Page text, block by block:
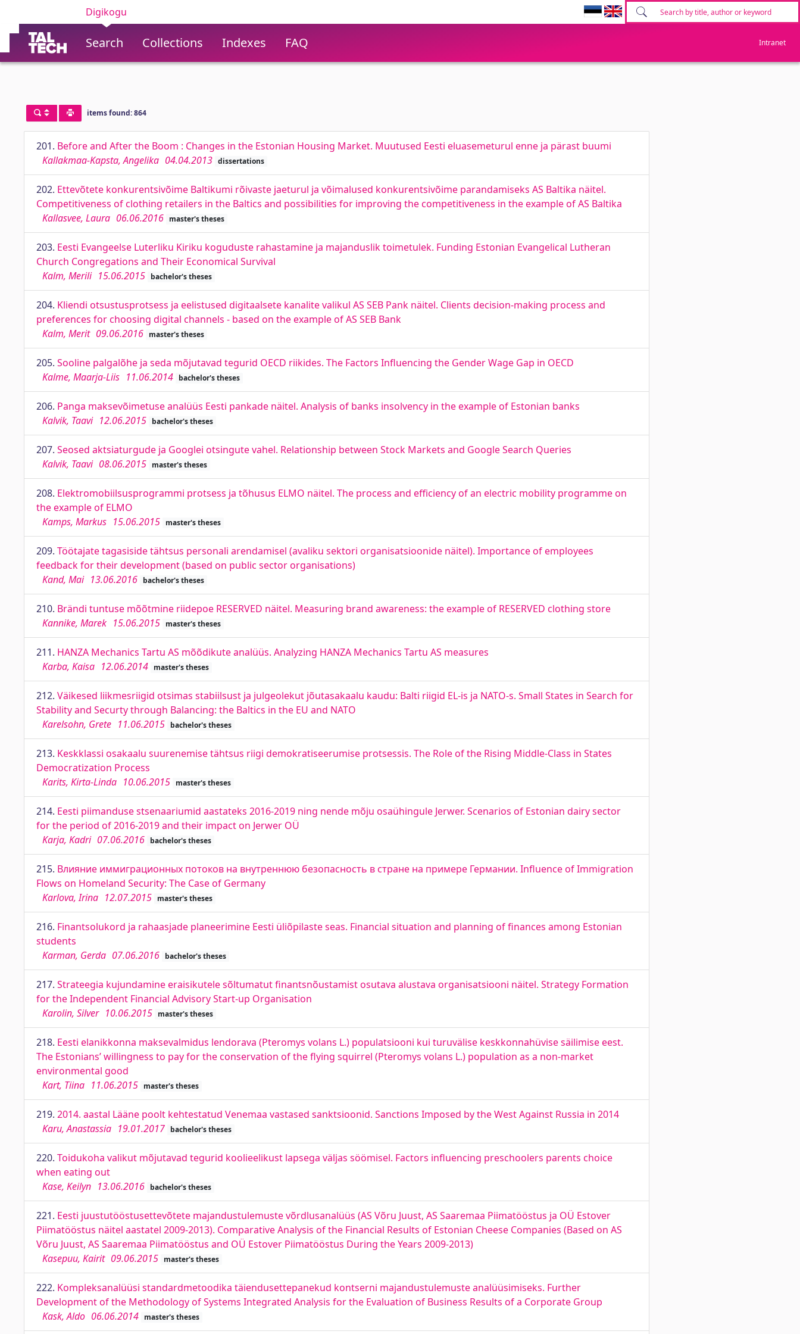
Digikogu
Search Collections Indexes FAQ Intranet
items found: 864
201. Before and After the Boom : Changes in the Estonian Housing Market. Muutused Eesti eluasemeturul enne ja pärast buumi
Kallakmaa-Kapsta, Angelika 04.04.2013 dissertations
202. Ettevõtete konkurentsivõime Baltikumi rõivaste jaeturul ja võimalused konkurentsivõime parandamiseks AS Baltika näitel.
Competitiveness of clothing retailers in the Baltics and possibilities for improving the competitiveness in the example of AS Baltika
Kallasvee, Laura 06.06.2016 master's theses
203. Eesti Evangeelse Luterliku Kiriku koguduste rahastamine ja majanduslik toimetulek. Funding Estonian Evangelical Lutheran
Church Congregations and Their Economical Survival
Kalm, Merili 15.06.2015 bachelor's theses
204. Kliendi otsustusprotsess ja eelistused digitaalsete kanalite valikul AS SEB Pank näitel. Clients decision-making process and
preferences for choosing digital channels - based on the example of AS SEB Bank
Kalm, Merit 09.06.2016 master's theses
205. Sooline palgalõhe ja seda mõjutavad tegurid OECD riikides. The Factors Influencing the Gender Wage Gap in OECD
Kalme, Maarja-Liis 11.06.2014 bachelor's theses
206. Panga maksevõimetuse analüüs Eesti pankade näitel. Analysis of banks insolvency in the example of Estonian banks
Kalvik, Taavi 12.06.2015 bachelor's theses
207. Seosed aktsiaturgude ja Googlei otsingute vahel. Relationship between Stock Markets and Google Search Queries
Kalvik, Taavi 08.06.2015 master's theses
208. Elektromobiilsusprogrammi protsess ja tõhusus ELMO näitel. The process and efficiency of an electric mobility programme on
the example of ELMO
Kamps, Markus 15.06.2015 master's theses
209. Töötajate tagasiside tähtsus personali arendamisel (avaliku sektori organisatsioonide näitel). Importance of employees
feedback for their development (based on public sector organisations)
Kand, Mai 13.06.2016 bachelor's theses
210. Brändi tuntuse mõõtmine riidepoe RESERVED näitel. Measuring brand awareness: the example of RESERVED clothing store
Kannike, Marek 15.06.2015 master's theses
211. HANZA Mechanics Tartu AS mõõdikute analüüs. Analyzing HANZA Mechanics Tartu AS measures
Karba, Kaisa 12.06.2014 master's theses
212. Väikesed liikmesriigid otsimas stabiilsust ja julgeolekut jõutasakaalu kaudu: Balti riigid EL-is ja NATO-s. Small States in Search for
Stability and Securty through Balancing: the Baltics in the EU and NATO
Karelsohn, Grete 11.06.2015 bachelor's theses
213. Keskklassi osakaalu suurenemise tähtsus riigi demokratiseerumise protsessis. The Role of the Rising Middle-Class in States
Democratization Process
Karits, Kirta-Linda 10.06.2015 master's theses
214. Eesti piimanduse stsenaariumid aastateks 2016-2019 ning nende mõju osaühingule Jerwer. Scenarios of Estonian dairy sector
for the period of 2016-2019 and their impact on Jerwer OÜ
Karja, Kadri 07.06.2016 bachelor's theses
215. Влияние иммиграционных потоков на внутреннюю безопасность в стране на примере Германии. Influence of Immigration
Flows on Homeland Security: The Case of Germany
Karlova, Irina 12.07.2015 master's theses
216. Finantsolukord ja rahaasjade planeerimine Eesti üliõpilaste seas. Financial situation and planning of finances among Estonian
students
Karman, Gerda 07.06.2016 bachelor's theses
217. Strateegia kujundamine eraisikutele sõltumatut finantsnõustamist osutava alustava organisatsiooni näitel. Strategy Formation
for the Independent Financial Advisory Start-up Organisation
Karolin, Silver 10.06.2015 master's theses
218. Eesti elanikkonna maksevalmidus lendorava (Pteromys volans L.) populatsiooni kui turuvälise keskkonnahüvise säilimise eest.
The Estonians’ willingness to pay for the conservation of the flying squirrel (Pteromys volans L.) population as a non-market
environmental good
Kart, Tiina 11.06.2015 master's theses
219. 2014. aastal Lääne poolt kehtestatud Venemaa vastased sanktsioonid. Sanctions Imposed by the West Against Russia in 2014
Karu, Anastassia 19.01.2017 bachelor's theses
220. Toidukoha valikut mõjutavad tegurid koolieelikust lapsega väljas söömisel. Factors influencing preschoolers parents choice
when eating out
Kase, Keilyn 13.06.2016 bachelor's theses
221. Eesti juustutööstusettevõtete majandustulemuste võrdlusanalüüs (AS Võru Juust, AS Saaremaa Piimatööstus ja OÜ Estover
Piimatööstus näitel aastatel 2009-2013). Comparative Analysis of the Financial Results of Estonian Cheese Companies (Based on AS
Võru Juust, AS Saaremaa Piimatööstus and OÜ Estover Piimatööstus During the Years 2009-2013)
Kasepuu, Kairit 09.06.2015 master's theses
222. Kompleksanalüüsi standardmetoodika täiendusettepanekud kontserni majandustulemuste analüüsimiseks. Further
Development of the Methodology of Systems Integrated Analysis for the Evaluation of Business Results of a Corporate Group
Kask, Aldo 06.06.2014 master's theses